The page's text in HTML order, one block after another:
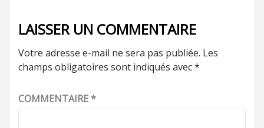
LAISSER UN COMMENTAIRE
Votre adresse e-mail ne sera pas publiée. Les
champs obligatoires sont indiqués avec*
COMMENTAIRE*